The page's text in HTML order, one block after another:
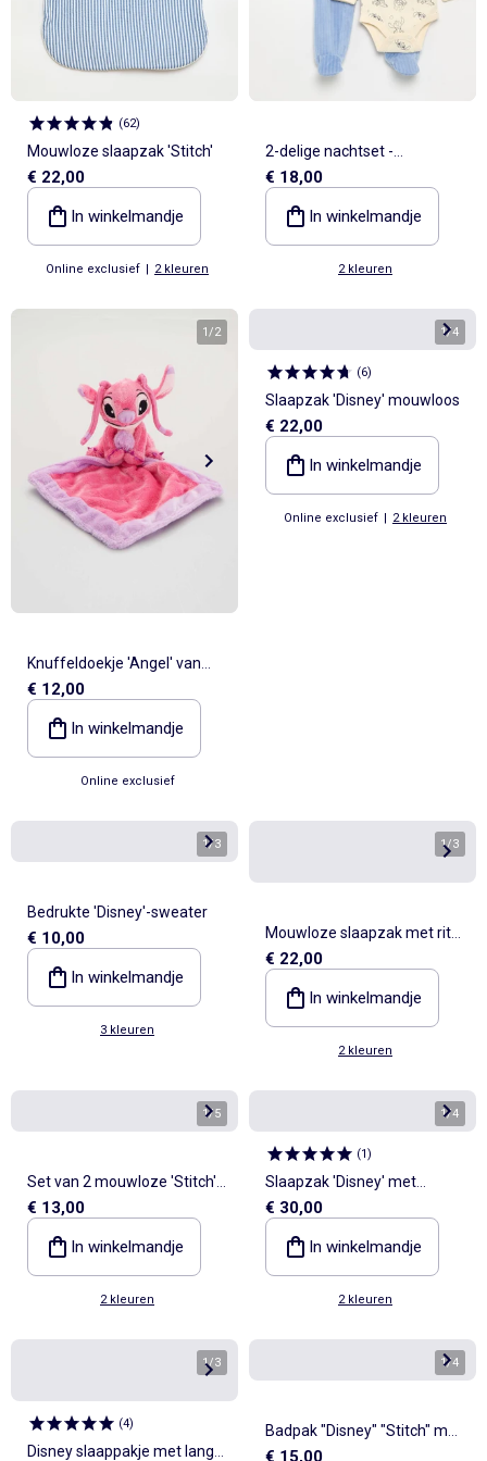
(62)
Mouwloze slaapzak 'Stitch'
€ 22,00
In winkelmandje
Online exclusief | 2 kleuren
2-delige nachtset -
Mouwloze slaapoverall +
body
€ 18,00
In winkelmandje
2 kleuren
1/2
Knuffeldoekje 'Angel' van
'Lilo & Stitch'
€ 12,00
In winkelmandje
Online exclusief
1/4
(6)
Slaapzak 'Disney' mouwloos
€ 22,00
In winkelmandje
Online exclusief | 2 kleuren
1/3
Bedrukte 'Disney'-sweater
€ 10,00
In winkelmandje
3 kleuren
1/3
Mouwloze slaapzak met rits
'Disney' 'Stitch' van velours
€ 22,00
In winkelmandje
2 kleuren
1/5
Set van 2 mouwloze 'Stitch'
'Disney' rompertjes
€ 13,00
In winkelmandje
2 kleuren
1/4
(1)
Slaapzak 'Disney' met
afneembare mouwen
€ 30,00
In winkelmandje
2 kleuren
1/3
(4)
Disney slaappakje met lange
1/4
Badpak "Disney" "Stitch" met
€ 15,00